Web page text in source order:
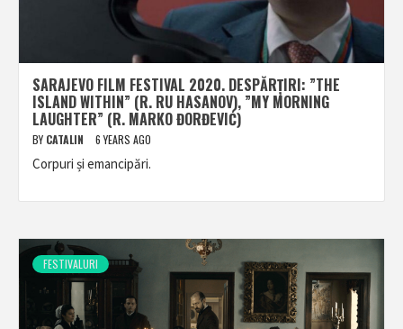
SARAJEVO FILM FESTIVAL 2020. DESPĂRȚIRI: ”THE
ISLAND WITHIN” (R. RU HASANOV), ”MY MORNING
LAUGHTER” (R. MARKO ĐORĐEVIĆ)
BY CATALIN 6 YEARS AGO
Corpuri și emancipări.
FESTIVALURI